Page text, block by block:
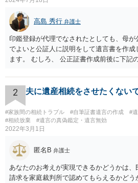
高島 秀行 弁護士
印鑑登録が代理でなされたとしても、母
でよいと公証人に説明をして遺言書を作成
ます。 むしろ、 公正証書作成前後に下記
月に携帯が新しくなった母からの第一声
「面会に来てくれ」で、長男に聞くと「
話の使い方を教える為に会っている」「
電話が切れました。その後の電話でも「食
にチップが埋められている」等、おかしか
録、介護認定の資料、介護記録を取得し
2 夫に遺産相続をさせたくないで
#家族間の相続トラブル #自筆証書遺言の作成 #
#相続放棄
#遺言の真偽鑑定・遺言無効
2022年3月1日
匿名B 弁護士
あなたのお考えが実現できるかどうかは
請求を家庭裁判所で認めてもらえるかど